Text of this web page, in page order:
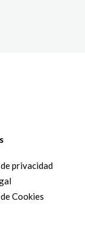
privacidad
Cookies